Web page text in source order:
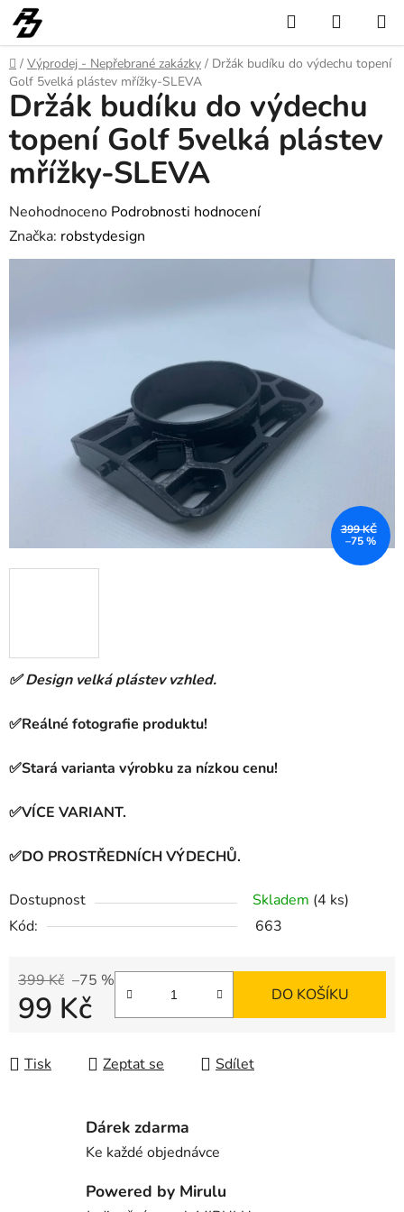
Přejít
na
obsah
Hledat
KOŠÍK
Domů
/ Výprodej - Nepřebrané zakázky / Držák budíku do výdechu topení
Golf 5velká plástev mřížky-SLEVA
✅ Design velká plástev vzhled.
✅Reálné fotografie produktu!
✅Stará varianta výrobku za nízkou cenu!
✅VÍCE VARIANT.
✅DO PROSTŘEDNÍCH VÝDECHŮ.
Dostupnost Skladem (4 ks)
Kód:
663
399 Kč –75 %
99 Kč DO KOŠÍKU
Tisk Zeptat se Sdílet
Držák budíku do výdechu
topení Golf 5velká plástev
mřížky-SLEVA
Průměrné
hodnocení
produktu
Neohodnoceno Podrobnosti hodnocení
Značka: robstydesign
399 KČ
–75 %
Dárek zdarma
Ke každé objednávce
Powered by Mirulu